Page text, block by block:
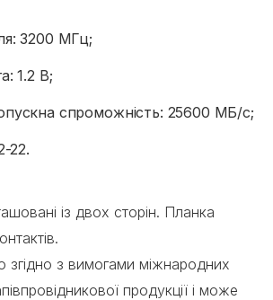
3200 МГц;
1.2 В;
спроможність: 25600 МБ/с;
22.
із двох сторін. Планка
згідно з вимогами міжнародних
продукції і може